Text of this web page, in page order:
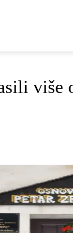
više